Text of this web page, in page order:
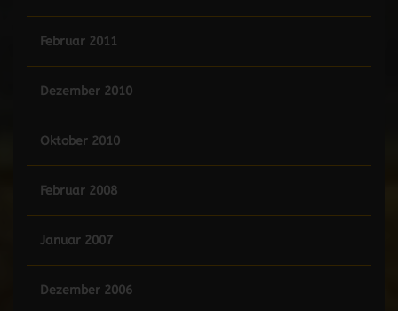
Februar 2011
Dezember 2010
Oktober 2010
Februar 2008
Januar 2007
Dezember 2006